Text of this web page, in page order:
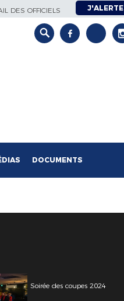
DES OFFICIELS J'ALERTE
DOCUMENTS
Soirée des coupes 2024